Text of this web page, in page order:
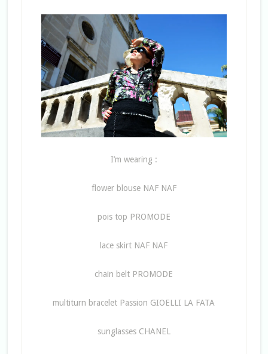
I’m wearing :
flower blouse NAF NAF
pois top PROMODE
lace skirt NAF NAF
chain belt PROMODE
multiturn bracelet Passion GIOELLI LA FATA
sunglasses CHANEL